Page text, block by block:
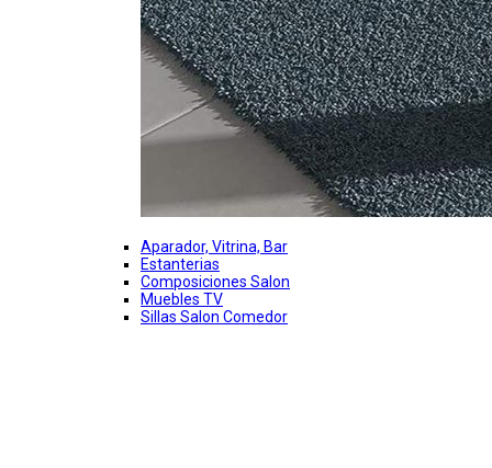
Aparador, Vitrina, Bar
Estanterias
Composiciones Salon
Muebles TV
Sillas Salon Comedor